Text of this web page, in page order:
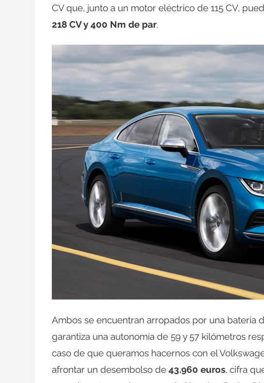
CV que, junto a un motor eléctrico de 115 CV,
218 CV y 400 Nm de par.
Ambos se encuentran arropados por una batería
garantiza una autonomía de 59 y 57 kilómetros
caso de que queramos hacernos con el
afrontar un desembolso de 43.960 euros, cifra